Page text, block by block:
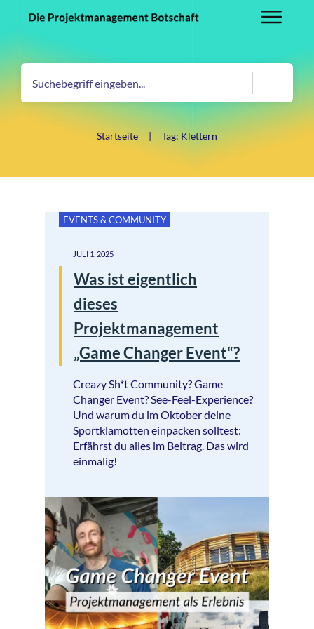
Startseite | Tag: Klettern
EVENTS & COMMUNITY
JULI 1, 2025
Was ist eigentlich
dieses
Projektmanagement
„Game Changer Event“?
Creazy Sh*t Community? Game
Changer Event? See-Feel-Experience?
Und warum du im Oktober deine
Sportklamotten einpacken solltest:
Erfährst du alles im Beitrag. Das wird
einmalig!